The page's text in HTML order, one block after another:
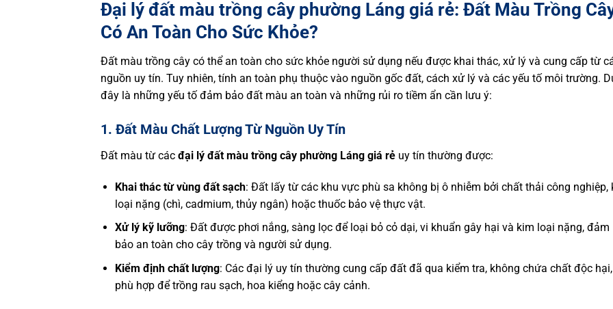
Đại lý đất màu trồng cây phường Láng giá rẻ: Đất Màu Trồng
Có An Toàn Cho Sức Khỏe?
Đất màu trồng cây có thể an toàn cho sức khỏe người sử dụng nếu được khai thác, xử lý và cung cấp từ
nguồn uy tín. Tuy nhiên, tính an toàn phụ thuộc vào nguồn gốc đất, cách xử lý và các yếu tố môi trường.
đây là những yếu tố đảm bảo đất màu an toàn và những rủi ro tiềm ẩn cần lưu ý:
1. Đất Màu Chất Lượng Từ Nguồn Uy Tín
Đất màu từ các đại lý đất màu trồng cây phường Láng giá rẻ uy tín thường được:
Khai thác từ vùng đất sạch: Đất lấy từ các khu vực phù sa không bị ô nhiễm bởi chất thải công nghiệp,
loại nặng (chì, cadmium, thủy ngân) hoặc thuốc bảo vệ thực vật.
Xử lý kỹ lưỡng: Đất được phơi nắng, sàng lọc để loại bỏ cỏ dại, vi khuẩn gây hại và kim loại nặng, đảm
bảo an toàn cho cây trồng và người sử dụng.
Kiểm định chất lượng: Các đại lý uy tín thường cung cấp đất đã qua kiểm tra, không chứa chất độc hại,
phù hợp để trồng rau sạch, hoa kiểng hoặc cây cảnh.